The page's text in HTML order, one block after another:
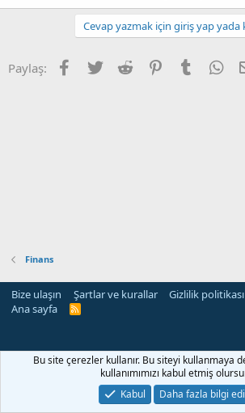
Cevap yazmak için giriş yap yada
Paylaş: Facebook
Twitter Reddit PinterestTumblr
Finans
Bize ulaşın Şartlar ve kurallar Gizlilik politikası
Ana sayfa
R
Bu site çerezler kullanır. Bu siteyi kullanmaya
kullanımımızı kabul etmiş
Kabul
Daha fazla bilgi